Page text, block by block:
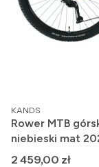
PRODUCENT
KANDS
Rower MTB
niebieski mat
Cena
2 459,00 zł